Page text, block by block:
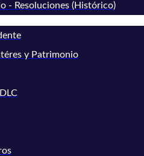
- Resoluciones (Histórico)
y Patrimonio